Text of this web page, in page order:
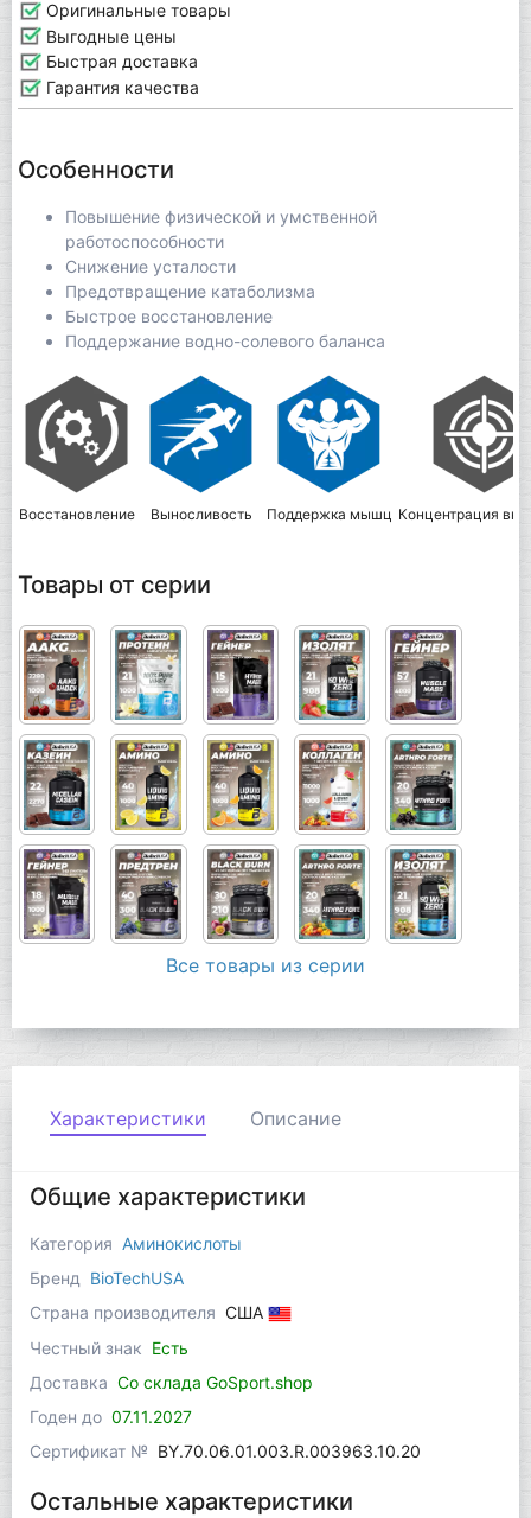
Оригинальные товары
Выгодные цены
Быстрая доставка
Гарантия качества
Особенности
Повышение физической и умственной
работоспособности
Снижение усталости
Предотвращение катаболизма
Быстрое восстановление
Поддержание водно-солевого баланса
Восстановление Выносливость Поддержка мышц Концентрация
Товары от серии
Все товары из серии
Характеристики Описание
Общие характеристики
Категория Аминокислоты
Бренд
BioTechUSA
Страна производителя США
Честный знак Есть
Доставка Со склада GoSport.shop
Годен до 07.11.2027
Сертификат № BY.70.06.01.003.R.003963.10.20
Остальные характеристики